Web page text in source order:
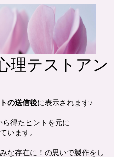
理テストアン
の送信後に表示されます♪
ら得たヒントを元に
います。
な存在に！の思いで製作をし